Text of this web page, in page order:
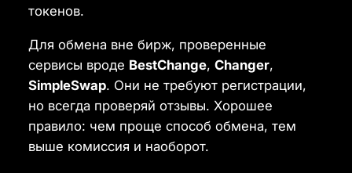
токенов.
Для обмена вне бирж, проверенные
сервисы вроде BestChange, Changer,
SimpleSwap. Они не требуют регистрации,
но всегда проверяй отзывы. Хорошее
правило: чем проще способ обмена, тем
выше комиссия и наоборот.